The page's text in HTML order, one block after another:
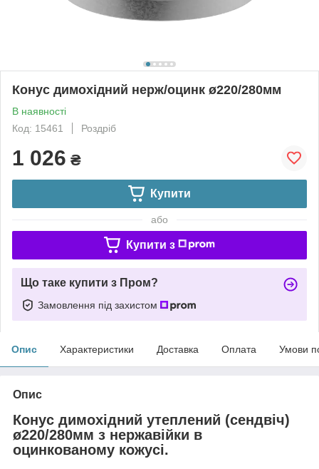
Конус димохідний нерж/оцинк ø220/280мм
В наявності
Код: 15461
Роздріб
1 026 ₴
Купити
або
Купити з
Що таке купити з Пром?
Замовлення під захистом
Опис Характеристики Доставка Оплата Умови
Опис
Конус димохідний утеплений (сендвіч)
ø220/280мм з нержавійки в
оцинкованому кожусі.